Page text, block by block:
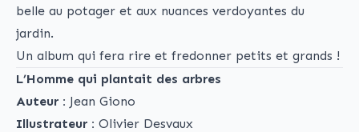
belle au potager et aux nuances verdoyantes du
jardin.
Un album qui fera rire et fredonner petits et grands !
L’Homme qui plantait des arbres
Auteur : Jean Giono
Illustrateur : Olivier Desvaux